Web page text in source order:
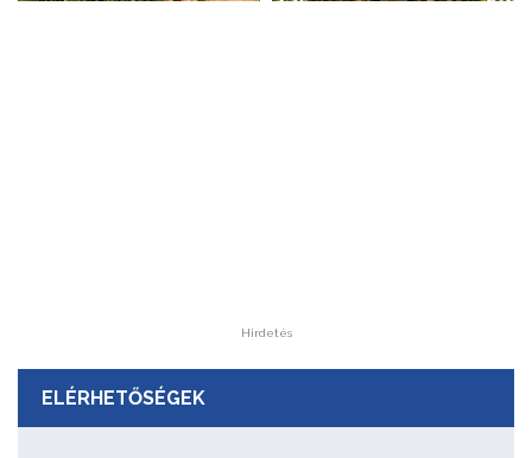
Hirdetés
ELÉRHETŐSÉGEK